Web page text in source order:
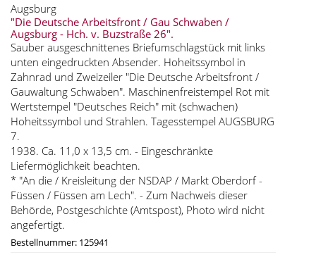
Augsburg
"Die Deutsche Arbeitsfront / Gau Schwaben /
Augsburg - Hch. v. Buzstraße 26".
Sauber ausgeschnittenes Briefumschlagstück mit links
unten eingedruckten Absender. Hoheitssymbol in
Zahnrad und Zweizeiler "Die Deutsche Arbeitsfront /
Gauwaltung Schwaben". Maschinenfreistempel Rot mit
Wertstempel "Deutsches Reich" mit (schwachen)
Hoheitssymbol und Strahlen. Tagesstempel AUGSBURG
7.
1938. Ca. 11,0 x 13,5 cm. - Eingeschränkte
Liefermöglichkeit beachten.
* "An die / Kreisleitung der NSDAP / Markt Oberdorf -
Füssen / Füssen am Lech". - Zum Nachweis dieser
Behörde, Postgeschichte (Amtspost), Photo wird nicht
angefertigt.
Bestellnummer: 125941